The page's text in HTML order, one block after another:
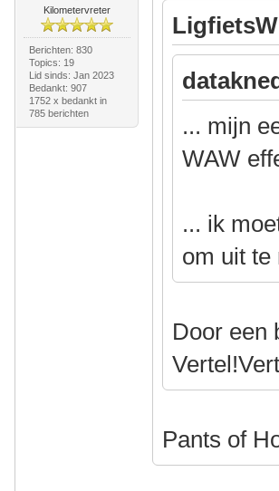
Kilometervreter
Berichten: 830
Topics: 19
Lid sinds: Jan 2023
Bedankt: 907
1752 x bedankt in
785 berichten
... mijn
WAW
... ik
om uit te
Door een
Pants of